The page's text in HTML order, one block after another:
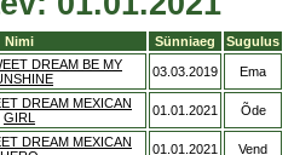
Nimi Sünniaeg
Sugulus
DREAM BE MY
03.03.2019 Ema
DREAM MEXICAN
GIRL
01.01.2021 Õde
DREAM MEXICAN
01.01.2021 Vend